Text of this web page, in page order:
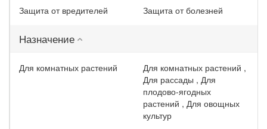
Защита от вредителей Защита от болезней
Назначение
Для комнатных растений
Для комнатных растений ,
Для рассады , Для
плодово-ягодных
растений , Для овощных
культур